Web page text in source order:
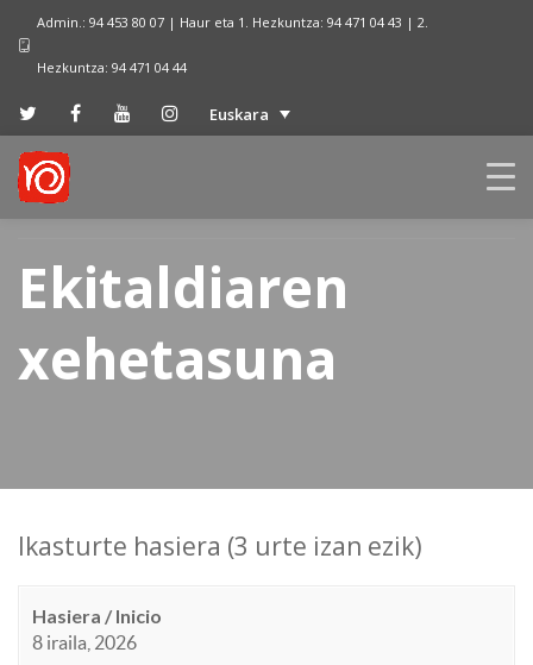
Admin.: 94 453 80 07 | Haur eta 1. Hezkuntza: 94 471 04 43 | 2.
Hezkuntza: 94 471 04 44
Euskara
Ekitaldiaren
xehetasuna
Ikasturte hasiera (3 urte izan ezik)
Hasiera / Inicio
8 iraila, 2026